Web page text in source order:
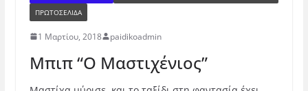
ΠΡΩΤΟΣΕΛΙΔΑ
1 Μαρτίου, 2018 paidikoadmin
Μπιπ “Ο Μαστιχένιος”